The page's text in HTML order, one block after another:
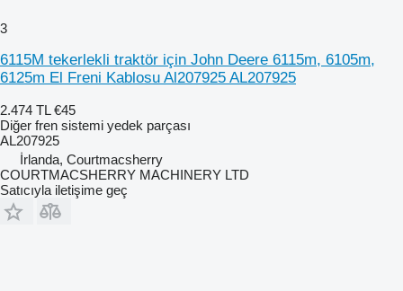
3
6115M tekerlekli traktör için John Deere 6115m, 6105m,
6125m El Freni Kablosu Al207925 AL207925
2.474 TL €45
Diğer fren sistemi yedek parçası
AL207925
İrlanda, Courtmacsherry
COURTMACSHERRY MACHINERY LTD
Satıcıyla iletişime geç